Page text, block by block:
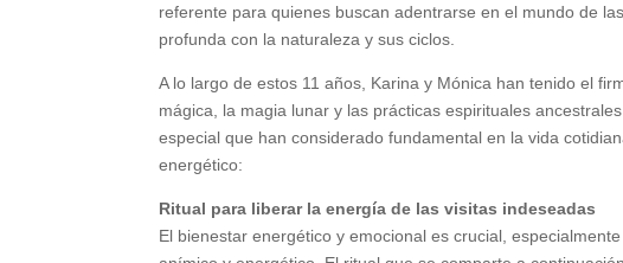
referente para quienes buscan adentrarse en el mundo de
profunda con la naturaleza y sus ciclos.
A lo largo de estos 11 años, Karina y Mónica han tenido el
mágica, la magia lunar y las prácticas espirituales
especial que han considerado fundamental en la vida
energético:
Ritual para liberar la energía de las visitas indeseadas
El bienestar energético y emocional es crucial,